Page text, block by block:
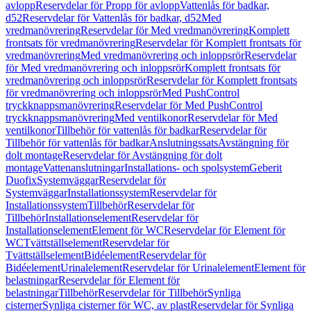
avloppReservdelar för Propp för avloppVattenlås för badkar,
d52Reservdelar för Vattenlås för badkar, d52Med
vredmanövreringReservdelar för Med vredmanövreringKomplett
frontsats för vredmanövreringReservdelar för Komplett frontsats för
vredmanövreringMed vredmanövrering och inloppsrörReservdelar
för Med vredmanövrering och inloppsrörKomplett frontsats för
vredmanövrering och inloppsrörReservdelar för Komplett frontsats
för vredmanövrering och inloppsrörMed PushControl
tryckknappsmanövreringReservdelar för Med PushControl
tryckknappsmanövreringMed ventilkonorReservdelar för Med
ventilkonorTillbehör för vattenlås för badkarReservdelar för
Tillbehör för vattenlås för badkarAnslutningssatsAvstängning för
dolt montageReservdelar för Avstängning för dolt
montageVattenanslutningarInstallations- och spolsystemGeberit
DuofixSystemväggarReservdelar för
SystemväggarInstallationssystemReservdelar för
InstallationssystemTillbehörReservdelar för
TillbehörInstallationselementReservdelar för
InstallationselementElement för WCReservdelar för Element för
WCTvättställselementReservdelar för
TvättställselementBidéelementReservdelar för
BidéelementUrinalelementReservdelar för UrinalelementElement för
belastningarReservdelar för Element för
belastningarTillbehörReservdelar för TillbehörSynliga
cisternerSynliga cisterner för WC, av plastReservdelar för Synliga